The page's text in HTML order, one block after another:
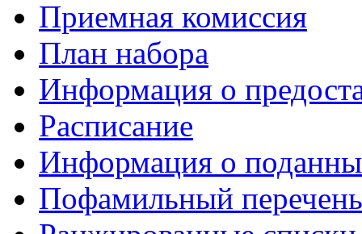
Приемная комиссия
План набора
Информация о
Расписание
Информация о
Пофамильный